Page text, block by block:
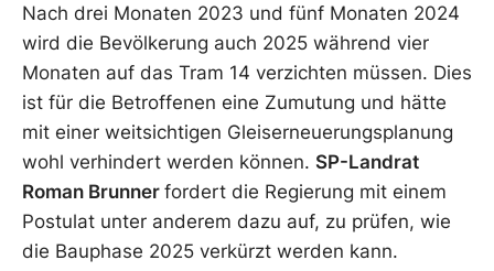
Nach drei Monaten 2023 und fünf Monaten 2024
wird die Bevölkerung auch 2025 während vier
Monaten auf das Tram 14 verzichten müssen. Dies
ist für die Betroffenen eine Zumutung und hätte
mit einer weitsichtigen Gleiserneuerungsplanung
wohl verhindert werden können. SP-Landrat
Roman Brunner fordert die Regierung mit einem
Postulat unter anderem dazu auf, zu prüfen, wie
die Bauphase 2025 verkürzt werden kann.